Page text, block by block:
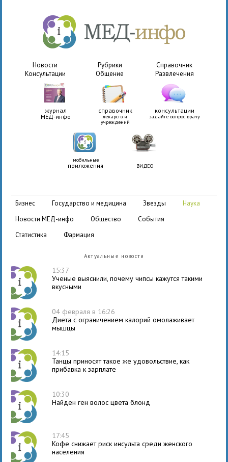
Новости Рубрики
Справочник
Консультации
Общение Развлечения
журнал
МЕД-инфо
справочник
лекарств и
учреждений
консультации
задайте вопрос врачу
мобильные
приложения ВИДЕО
бизнес государство и медицина звезды
наука
новости МЕД-инфо
общество
события
статистика
фармация
Актуальные новости
15:37
Ученые выяснили, почему чипсы кажутся такими
вкусными
04 февраля в 16:26
Диета с ограничением калорий омолаживает
мышцы
14:15
Танцы приносят такое же удовольствие, как
прибавка к зарплате
10:30
Найден ген волос цвета блонд
17:45
Кофе снижает риск инсульта среди женского
населения